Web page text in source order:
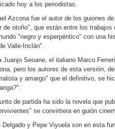
hoy a los periodistas.
Azcona fue el autor de los guiones
de otoño", que están entre los
"negro y esperpéntico" con una
Valle-Inclán".
Juanjo Seoane, el italiano Marco
pero los autores de esta versión,
y amargo" que el definitivo, se
de partida ha sido la novela que
se convirtiera en guión
Delgado y Pepe Viyuela son en esta